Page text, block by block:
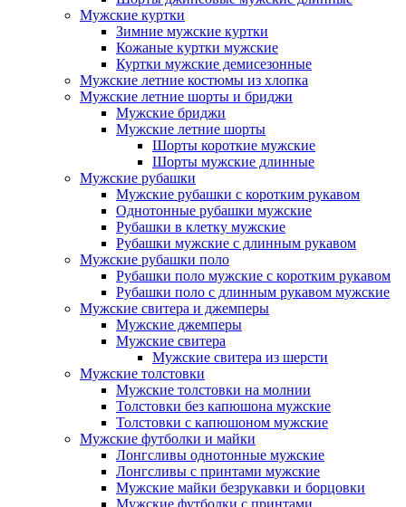
Мужские куртки
Зимние мужские куртки
Кожаные куртки мужские
Куртки мужские демисезонные
Мужские летние костюмы из хлопка
Мужские летние шорты и бриджи
Мужские бриджи
Мужские летние шорты
Шорты короткие мужские
Шорты мужские длинные
Мужские рубашки
Мужские рубашки с коротким рукавом
Однотонные рубашки мужские
Рубашки в клетку мужские
Рубашки мужские с длинным рукавом
Мужские рубашки поло
Рубашки поло мужские с коротким рукавом
Рубашки поло с длинным рукавом мужские
Мужские свитера и джемперы
Мужские джемперы
Мужские свитера
Мужские свитера из шерсти
Мужские толстовки
Мужские толстовки на молнии
Толстовки без капюшона мужские
Толстовки с капюшоном мужские
Мужские футболки и майки
Лонгсливы однотонные мужские
Лонгсливы с принтами мужские
Мужские майки безрукавки и борцовки
Мужские футболки с принтами